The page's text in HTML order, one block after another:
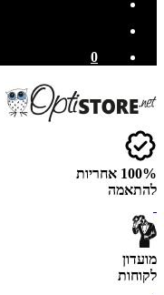
0
100% אחריות
להתאמה
מועדון
לקוחות